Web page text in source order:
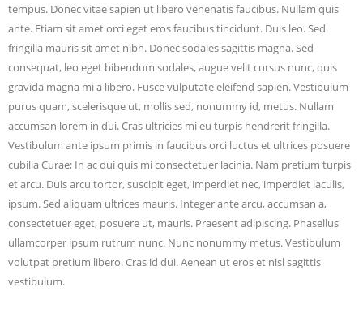
tempus. Donec vitae sapien ut libero venenatis faucibus. Nullam quis
ante. Etiam sit amet orci eget eros faucibus tincidunt. Duis leo. Sed
fringilla mauris sit amet nibh. Donec sodales sagittis magna. Sed
consequat, leo eget bibendum sodales, augue velit cursus nunc, quis
gravida magna mi a libero. Fusce vulputate eleifend sapien. Vestibulum
purus quam, scelerisque ut, mollis sed, nonummy id, metus. Nullam
accumsan lorem in dui. Cras ultricies mi eu turpis hendrerit fringilla.
Vestibulum ante ipsum primis in faucibus orci luctus et ultrices posuere
cubilia Curae; In ac dui quis mi consectetuer lacinia. Nam pretium turpis
et arcu. Duis arcu tortor, suscipit eget, imperdiet nec, imperdiet iaculis,
ipsum. Sed aliquam ultrices mauris. Integer ante arcu, accumsan a,
consectetuer eget, posuere ut, mauris. Praesent adipiscing. Phasellus
ullamcorper ipsum rutrum nunc. Nunc nonummy metus. Vestibulum
volutpat pretium libero. Cras id dui. Aenean ut eros et nisl sagittis
vestibulum.